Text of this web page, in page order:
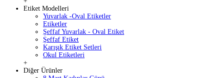
Etiket Modelleri
Yuvarlak -Oval Etiketler
Etiketler
Şeffaf Yuvarlak - Oval Etiket
Şeffaf Etiket
Karışık Etiket Setleri
Okul Etiketleri
+
Diğer Ürünler